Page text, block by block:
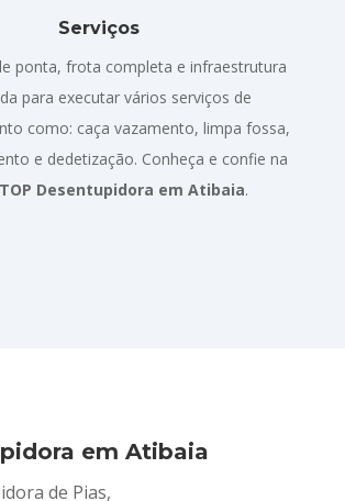
Serviços
ponta, frota completa e infraestrutura
para executar vários serviços de
como: caça vazamento, limpa fossa,
e dedetização. Conheça e confie na
Desentupidora em Atibaia.
em Atibaia
de Pias,